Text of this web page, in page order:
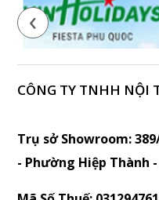
‹
CÔNG TY TNHH NỘI
Trụ sở Showroom:
- Phường Hiệp Thành -